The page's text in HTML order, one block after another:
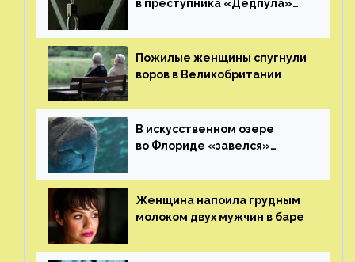
в преступника «Дедпула»
ему жизнь
Пожилые женщины спугнули
воров в Великобритании
В искусственном озере
во Флориде «завелся»
Женщина напоила грудным
молоком двух мужчин в баре